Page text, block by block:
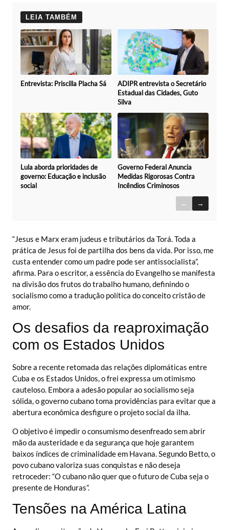
LEIA TAMBÉM
Entrevista: Priscilla Placha Sá
ADIPR entrevista o Secretário
Estadual das Cidades, Guto
Silva
Lula aborda prioridades de
governo: Educação e inclusão
social
Governo Federal Anuncia
Medidas Rigorosas Contra
Incêndios Criminosos
← →
“Jesus e Marx eram judeus e tributários da Torá. Toda a
prática de Jesus foi de partilha dos bens da vida. Por isso, me
custa entender como um padre pode ser antissocialista”,
afirma. Para o escritor, a essência do Evangelho se manifesta
na divisão dos frutos do trabalho humano, definindo o
socialismo como a tradução política do conceito cristão de
amor.
Os desafios da reaproximação
com os Estados Unidos
Sobre a recente retomada das relações diplomáticas entre
Cuba e os Estados Unidos, o frei expressa um otimismo
cauteloso. Embora a adesão popular ao socialismo seja
sólida, o governo cubano toma providências para evitar que a
abertura econômica desfigure o projeto social da ilha.
O objetivo é impedir o consumismo desenfreado sem abrir
mão da austeridade e da segurança que hoje garantem
baixos índices de criminalidade em Havana. Segundo Betto, o
povo cubano valoriza suas conquistas e não deseja
retroceder: “O cubano não quer que o futuro de Cuba seja o
presente de Honduras”.
Tensões na América Latina